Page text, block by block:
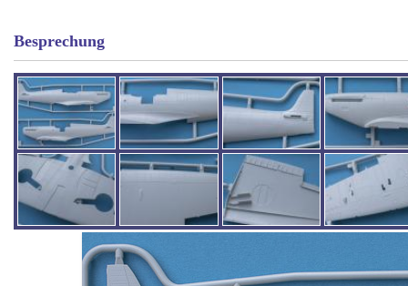
Besprechung